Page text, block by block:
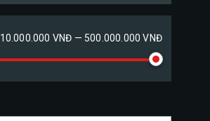
10.000.000 VNĐ — 500.000.000 VNĐ